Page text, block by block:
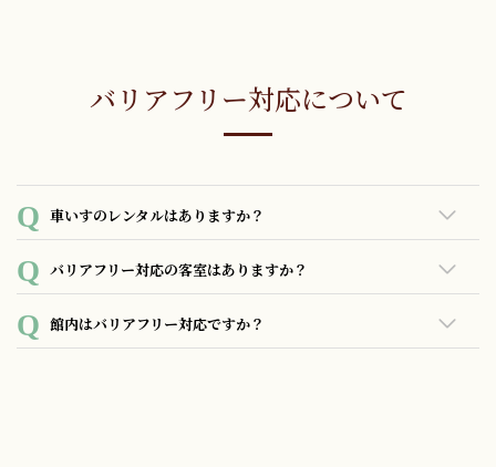
バリアフリー対応について
車いすのレンタルはありますか？
1台のみご用意しております。 フロントにお声がけください。
バリアフリー対応の客室はありますか？
あいにくご用意がございません。
館内はバリアフリー対応ですか？